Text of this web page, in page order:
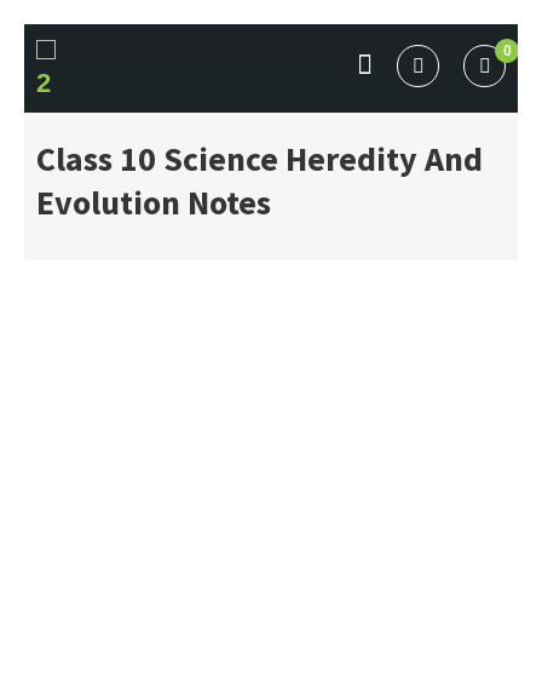
Skip
to
BOOKFLICKER NOTES
0
Class 10 Science Heredity And
Evolution Notes